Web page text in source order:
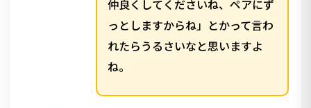
仲良くしてくださいね、ペアにず
っとしますからね」とかって言わ
れたらうるさいなと思いますよ
ね。